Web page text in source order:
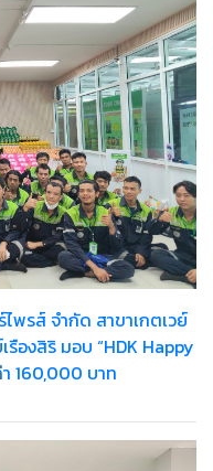
พรส์ จำกัด สาขาเกตเวย์
องสิริ มอบ “HDK Happy
160,000 บาท